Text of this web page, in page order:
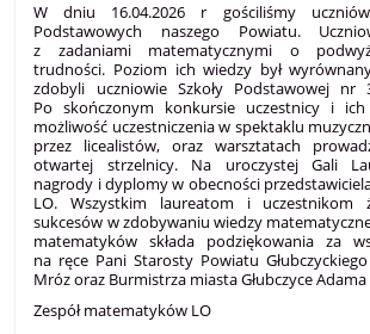
W dniu 16.04.2026 r gościliśmy
Podstawowych naszego Powiatu.
z zadaniami matematycznymi o
trudności. Poziom ich wiedzy był
zdobyli uczniowie Szkoły Podstawowej nr
Po skończonym konkursie uczestnicy i ich
możliwość uczestniczenia w spektaklu
przez licealistów, oraz warsztatach
otwartej strzelnicy. Na uroczystej Gali
nagrody i dyplomy w obecności
LO. Wszystkim laureatom i uczestnikom
sukcesów w zdobywaniu wiedzy
matematyków składa podziękowania za
na ręce Pani Starosty Powiatu
Mróz oraz Burmistrza miasta Głubczyce
Zespół matematyków LO